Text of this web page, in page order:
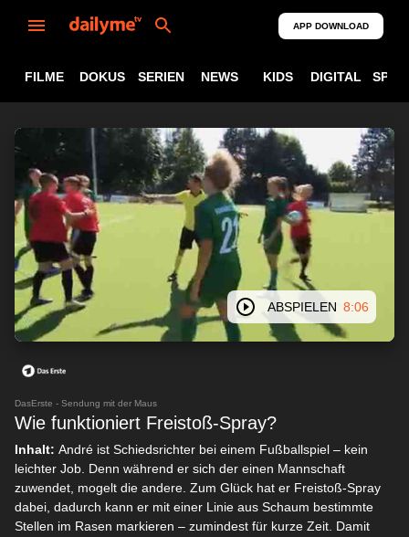
APP DOWNLOAD
FILME DOKUS SERIEN NEWS KIDS DIGITAL
ABSPIELEN 8:06
DasErste - Sendung mit der Maus
Wie funktioniert Freistoß-Spray?
Inhalt: André ist Schiedsrichter bei einem Fußballspiel – kein
leichter Job. Denn während er sich der einen Mannschaft
zuwendet, mogelt die andere. Zum Glück hat er Freistoß-Spray
dabei, dadurch kann er mit einer Linie aus Schaum bestimmte
Stellen im Rasen markieren – zumindest für kurze Zeit. Damit